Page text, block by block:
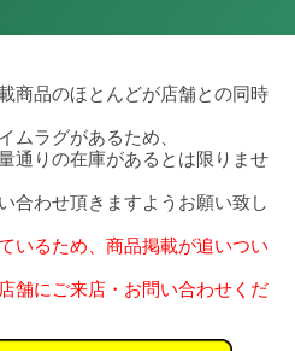
商品のほとんどが店舗との同時
ムラグがあるため、
通りの在庫があるとは限りませ
合わせ頂きますようお願い致し
いるため、商品掲載が追いつい
舗にご来店・お問い合わせくだ